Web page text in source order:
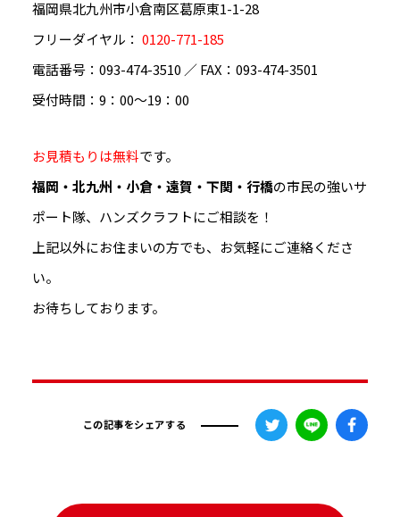
福岡県北九州市小倉南区葛原東1-1-28
フリーダイヤル： 0120-771-185
電話番号：093-474-3510 ／ FAX：093-474-3501
受付時間：9：00～19：00
お見積もりは無料です。
福岡・北九州・小倉・遠賀・下関・行橋の市民の強いサ
ポート隊、ハンズクラフトにご相談を！
上記以外にお住まいの方でも、お気軽にご連絡くださ
い。
お待ちしております。
この記事をシェアする